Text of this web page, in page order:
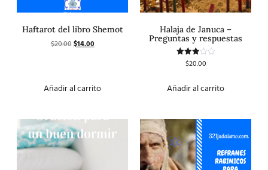
Haftarot del libro Shemot
$20.00$14.00
Añadir al carrito
Halaja de Januca –
Preguntas y respuestas
Valorado
con
$20.00
Añadir al carrito